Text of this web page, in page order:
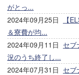
がとっ...
2024年09月25日
【
＆寮費が均...
2024年09月11日 セブ
況のうち終了し...
2024年07月31日 セブ